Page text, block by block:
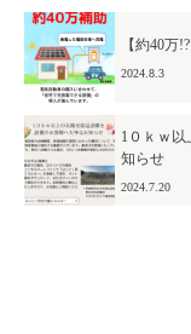
【約40万
2024.8.3
1０ｋｗ
知らせ
2024.7.20
パー
先輩